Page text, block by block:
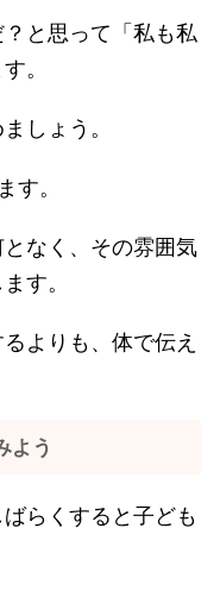
と思って「私も私
。
しょう。
す。
となく、その雰囲気
す。
よりも、体で伝え
よう
らくすると子ども